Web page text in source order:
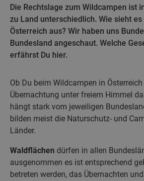
Die Rechtslage zum Wildcampen ist
zu Land unterschiedlich. Wie sieht
Österreich aus? Wir haben uns
Bundesland angeschaut. Welche
erfährst Du hier.
Ob Du beim Wildcampen in
Übernachtung unter freiem Himmel
hängt stark vom jeweiligen
bilden meist die Naturschutz- und
Länder.
Waldflächen dürfen in allen
ausgenommen es ist entsprechend
betreten werden, das Übernachten